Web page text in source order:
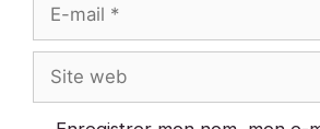
mail
Site
web